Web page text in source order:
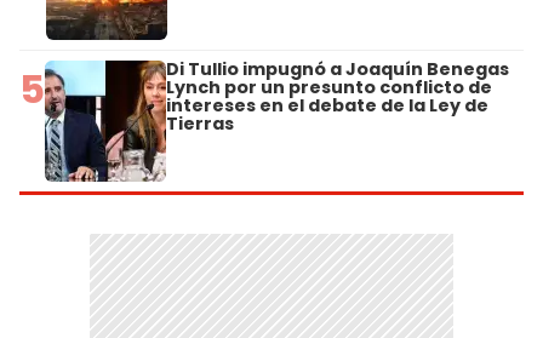
5 Di Tullio impugnó a Joaquín Benegas
Lynch por un presunto conflicto de
intereses en el debate de la Ley de
Tierras